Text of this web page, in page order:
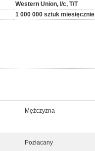
Western Union, l/c, T/T
1 000 000 sztuk miesięcznie
Mężczyzna
Pozłacany